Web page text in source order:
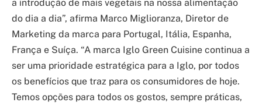
a introdução de mais vegetais na nossa alimentação
do dia a dia”, afirma Marco Miglioranza, Diretor de
Marketing da marca para Portugal, Itália, Espanha,
França e Suíça. “A marca Iglo Green Cuisine continua a
ser uma prioridade estratégica para a Iglo, por todos
os benefícios que traz para os consumidores de hoje.
Temos opções para todos os gostos, sempre práticas,